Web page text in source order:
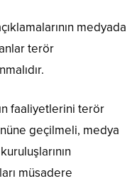
medyada
terör
faaliyetlerini terör
geçilmeli, medya
müsadere